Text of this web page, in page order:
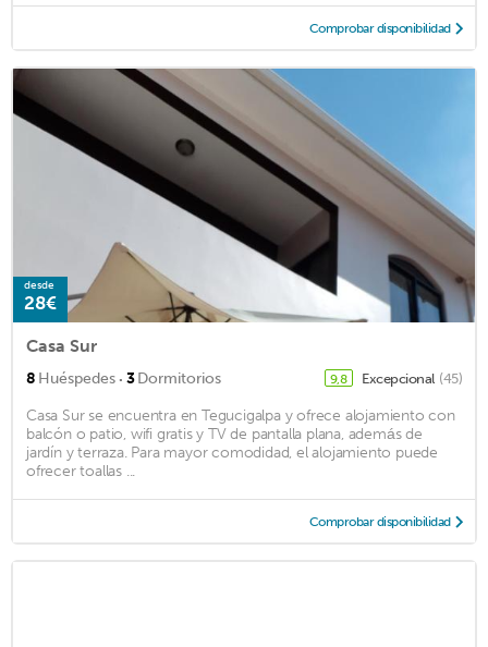
Comprobar disponibilidad
desde
28€
Casa Sur
8 Huéspedes · 3Dormitorios 9,8 Excepcional (45)
Casa Sur se encuentra en Tegucigalpa y ofrece alojamiento con
balcón o patio, wifi gratis y TV de pantalla plana, además de
jardín y terraza. Para mayor comodidad, el alojamiento puede
ofrecer toallas ...
Comprobar disponibilidad